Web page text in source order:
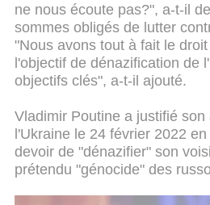
ne nous écoute pas?", a-t-il
sommes obligés de lutter
"Nous avons tout à fait le
l'objectif de dénazification de
objectifs clés", a-t-il ajouté.
Vladimir Poutine a justifié son
l'Ukraine le 24 février 2022
devoir de "dénazifier" son
prétendu "génocide" des